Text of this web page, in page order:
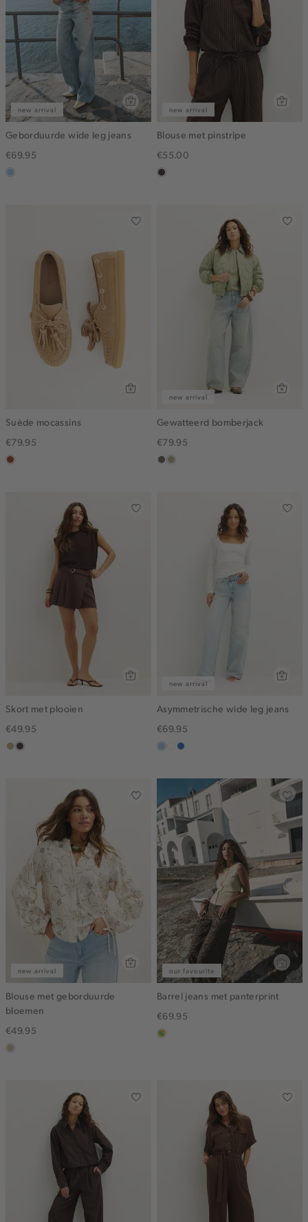
new arrival
Geborduurde wide leg jeans
€69.95
blauw,
new arrival
Blouse met pinstripe
€55.00
choco
Suède mocassins
€79.95
bruin
new arrival
Gewatteerd bomberjack
€79.95
middenbruin
lichtkhaki
Skort met plooien
€49.95
zandchoco
new arrival
Asymmetrische wide leg jeans
€69.95
blauw,
light
witblauw,
middle
new arrival
Blouse met geborduurde
bloemen
€49.95
lichtzand
our favourite
Barrel jeans met panterprint
€69.95
meerkleurig